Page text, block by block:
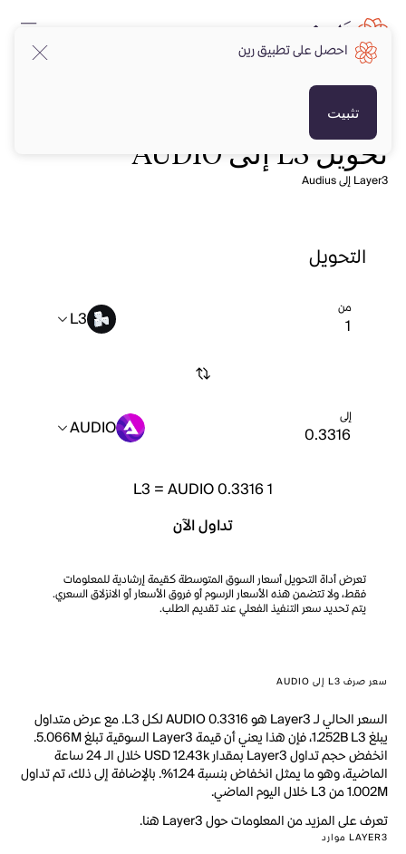
تحويل L3 إلى AUDIO
Layer3 إلى Audius
التحويل
من L3
إلى AUDIO
1
L3 =AUDIO 0.3316
تداول الآن
تعرض أداة التحويل أسعار السوق المتوسطة كقيمة إرشادية للمعلومات
فقط، ولا تتضمن هذه الأسعار الرسوم أو فروق الأسعار أو الانزلاق السعري.
يتم تحديد سعر التنفيذ الفعلي عند تقديم الطلب.
سعر صرف L3 إلى AUDIO
السعر الحالي لـ Layer3 هو AUDIO 0.3316 لكل L3. مع عرض متداول
يبلغ 1.252B L3، فإن هذا يعني أن قيمة Layer3 السوقية تبلغ 5.066M.
انخفض حجم تداول Layer3 بمقدار USD 12.43k خلال الـ 24 ساعة
الماضية، وهو ما يمثل انخفاض بنسبة 1.24%. بالإضافة إلى ذلك، تم تداول
1.002M من L3 خلال اليوم الماضي.
تعرف على المزيد من المعلومات حول Layer3 هنا.
LAYER3 موارد
احصل على تطبيق رين
تثبيت